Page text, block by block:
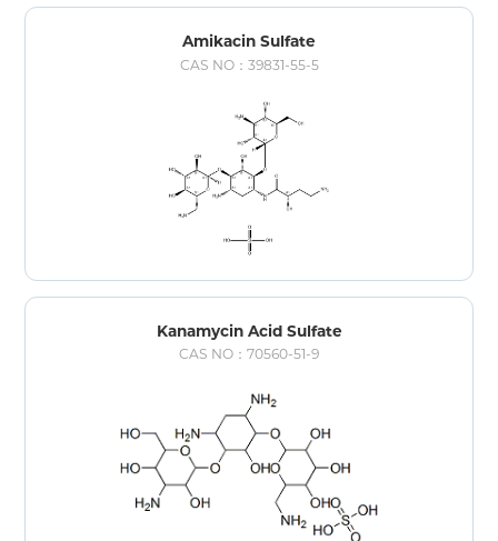
Amikacin Sulfate
CAS NO：39831-55-5
Kanamycin Acid Sulfate
CAS NO：70560-51-9